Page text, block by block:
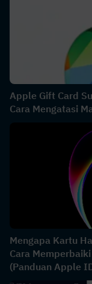
Apple Gift Card
Cara Mengatasi
Mengapa Kartu
Cara
(Panduan Apple